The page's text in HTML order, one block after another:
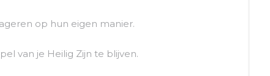
op hun eigen manier.
van je Heilig Zijn te blijven.